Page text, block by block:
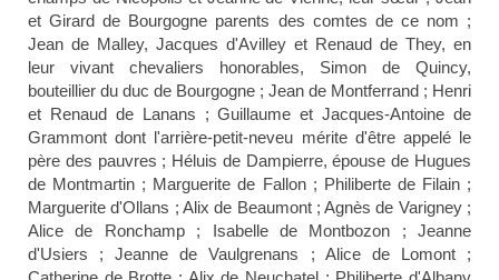
et Girard de Bourgogne parents des comtes de ce nom ;
Jean de Malley, Jacques d'Avilley et Renaud de They, en
leur vivant chevaliers honorables, Simon de Quincy,
bouteillier du duc de Bourgogne ; Jean de Montferrand ; Henri
et Renaud de Lanans ; Guillaume et Jacques-Antoine de
Grammont dont l'arrière-petit-neveu mérite d'être appelé le
père des pauvres ; Héluis de Dampierre, épouse de Hugues
de Montmartin ; Marguerite de Fallon ; Philiberte de Filain ;
Marguerite d'Ollans ; Alix de Beaumont ; Agnès de Varigney ;
Alice de Ronchamp ; Isabelle de Montbozon ; Jeanne
d'Usiers ; Jeanne de Vaulgrenans ; Alice de Lomont ;